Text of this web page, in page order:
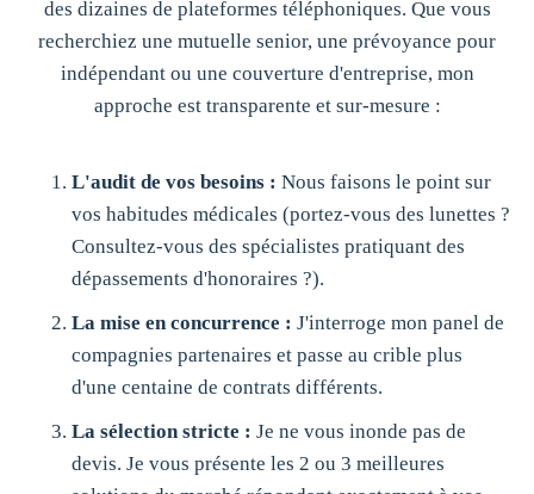
des dizaines de plateformes téléphoniques. Que vous
recherchiez une mutuelle senior, une prévoyance pour
indépendant ou une couverture d'entreprise, mon
approche est transparente et sur-mesure :
L'audit de vos besoins : Nous faisons le point sur
vos habitudes médicales (portez-vous des lunettes ?
Consultez-vous des spécialistes pratiquant des
dépassements d'honoraires ?).
La mise en concurrence : J'interroge mon panel de
compagnies partenaires et passe au crible plus
d'une centaine de contrats différents.
La sélection stricte : Je ne vous inonde pas de
devis. Je vous présente les 2 ou 3 meilleures